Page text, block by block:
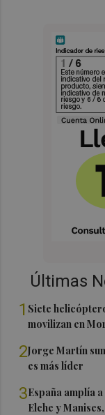
Últimas
1 Siete
movilizan en
2Jorge Martín
es más líder
3España amplía
Elche y